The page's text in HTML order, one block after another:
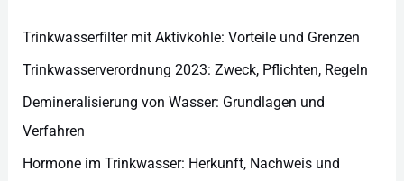
Trinkwasserfilter mit Aktivkohle: Vorteile und Grenzen
Trinkwasserverordnung 2023: Zweck, Pflichten, Regeln
Demineralisierung von Wasser: Grundlagen und
Verfahren
Hormone im Trinkwasser: Herkunft, Nachweis und
e
n